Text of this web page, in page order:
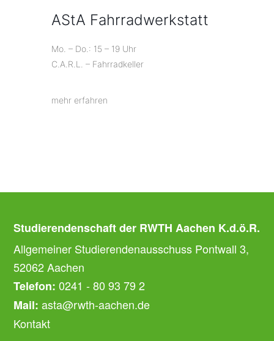
AStA Fahrradwerkstatt
Mo. – Do.: 15 – 19 Uhr
C.A.R.L. – Fahrradkeller
mehr erfahren
Studierendenschaft der RWTH Aachen K.d.ö.R.
Allgemeiner Studierendenausschuss Pontwall 3,
52062 Aachen
Telefon: 0241 - 80 93 79 2
Mail: asta@rwth-aachen.de
Kontakt